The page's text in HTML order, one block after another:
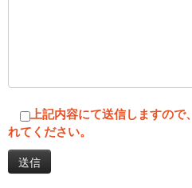
上記内容にて送信しますので
れてください。